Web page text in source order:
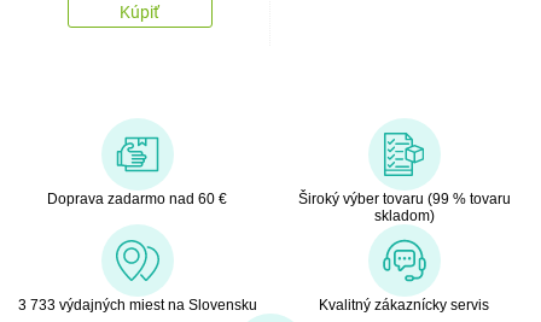
Kúpiť
Doprava zadarmo nad 60 €
Široký výber tovaru (99 % tovaru
skladom)
3 733 výdajných miest na Slovensku Kvalitný zákaznícky servis